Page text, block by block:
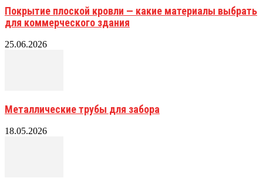
Покрытие плоской кровли — какие материалы выбрать
для коммерческого здания
25.06.2026
Металлические трубы для забора
18.05.2026